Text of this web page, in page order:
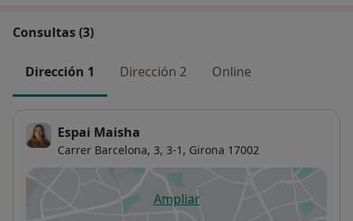
Consultas (3)
Dirección 1 Dirección 2 Online
Espai Maisha
Carrer Barcelona, 3, 3-1, Girona 17002
Ampliarse abre en una nueva